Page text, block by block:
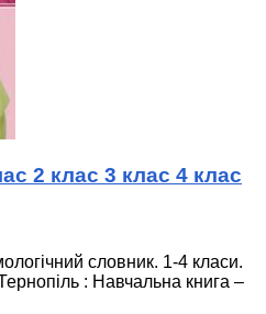
2 клас 3 клас 4 клас
словник. 1-4 класи.
: Навчальна книга –